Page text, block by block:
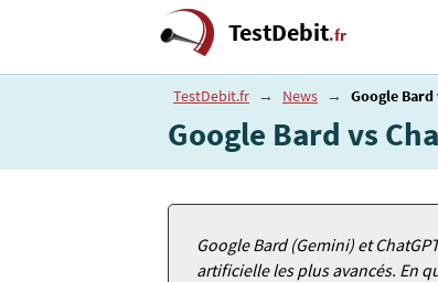
TestDebit.fr
TestDebit.fr → News → Google Bard
Google Bard vs
Google Bard (Gemini) et
artificielle les plus avancés. En